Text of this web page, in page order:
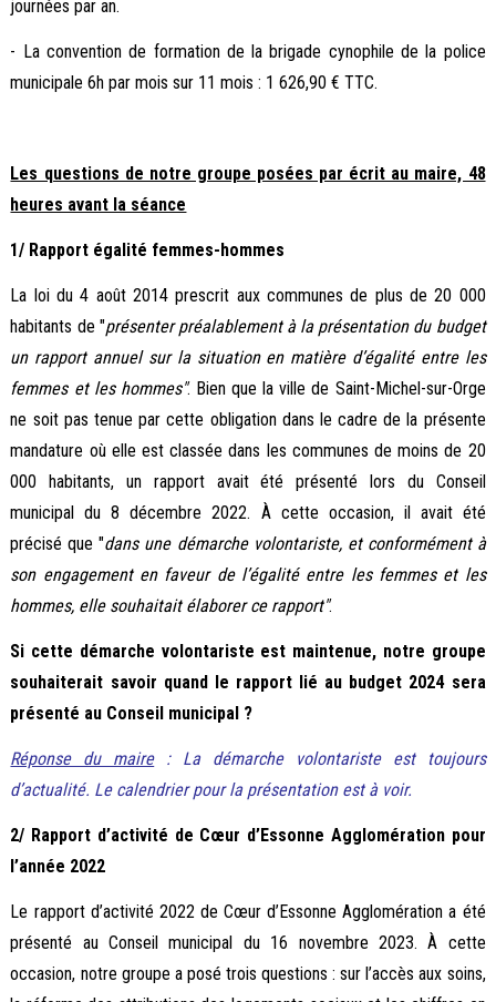
journées par an.
- La convention de formation de la brigade cynophile de la police
municipale 6h par mois sur 11 mois : 1 626,90 € TTC.
Les questions de notre groupe posées par écrit au maire, 48
heures avant la séance
1/ Rapport égalité femmes-hommes
La loi du 4 août 2014 prescrit aux communes de plus de 20 000
habitants de "présenter préalablement à la présentation du budget
un rapport annuel sur la situation en matière d’égalité entre les
femmes et les hommes". Bien que la ville de Saint-Michel-sur-Orge
ne soit pas tenue par cette obligation dans le cadre de la présente
mandature où elle est classée dans les communes de moins de 20
000 habitants, un rapport avait été présenté lors du Conseil
municipal du 8 décembre 2022. À cette occasion, il avait été
précisé que "dans une démarche volontariste, et conformément à
son engagement en faveur de l’égalité entre les femmes et les
hommes, elle souhaitait élaborer ce rapport".
Si cette démarche volontariste est maintenue, notre groupe
souhaiterait savoir quand le rapport lié au budget 2024 sera
présenté au Conseil municipal ?
Réponse du maire: La démarche volontariste est toujours
d’actualité. Le calendrier pour la présentation est à voir.
2/ Rapport d’activité de Cœur d’Essonne Agglomération pour
l’année 2022
Le rapport d’activité 2022 de Cœur d’Essonne Agglomération a été
présenté au Conseil municipal du 16 novembre 2023. À cette
occasion, notre groupe a posé trois questions : sur l’accès aux soins,